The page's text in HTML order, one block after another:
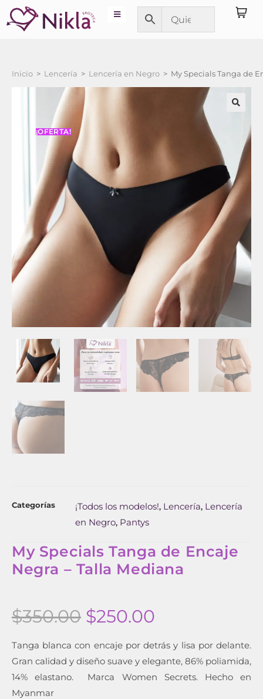
Inicio > Lencería > Lencería en Negro > My Specials Tanga de
¡OFERTA!
Categorías ¡Todos los modelos!, Lencería, Lencería
en Negro, Pantys
My Specials Tanga de Encaje
Negra – Talla Mediana
$350.00 $250.00
Tanga blanca con encaje por detrás y lisa por delante.
Gran calidad y diseño suave y elegante, 86% poliamida,
14% elastano. Marca Women Secrets. Hecho en
Myanmar